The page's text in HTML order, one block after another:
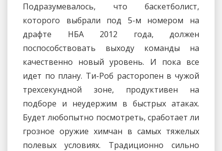
Подразумевалось, что баскетболист,
которого выбрали под 5-м номером на
драфте НБА 2012 года, должен
поспособствовать выходу команды на
качественно новый уровень. И пока все
идет по плану. Ти-Роб расторопен в чужой
трехсекундной зоне, продуктивен на
подборе и неудержим в быстрых атаках.
Будет любопытно посмотреть, сработает ли
грозное оружие химчан в самых тяжелых
полевых условиях. Традиционно сильно